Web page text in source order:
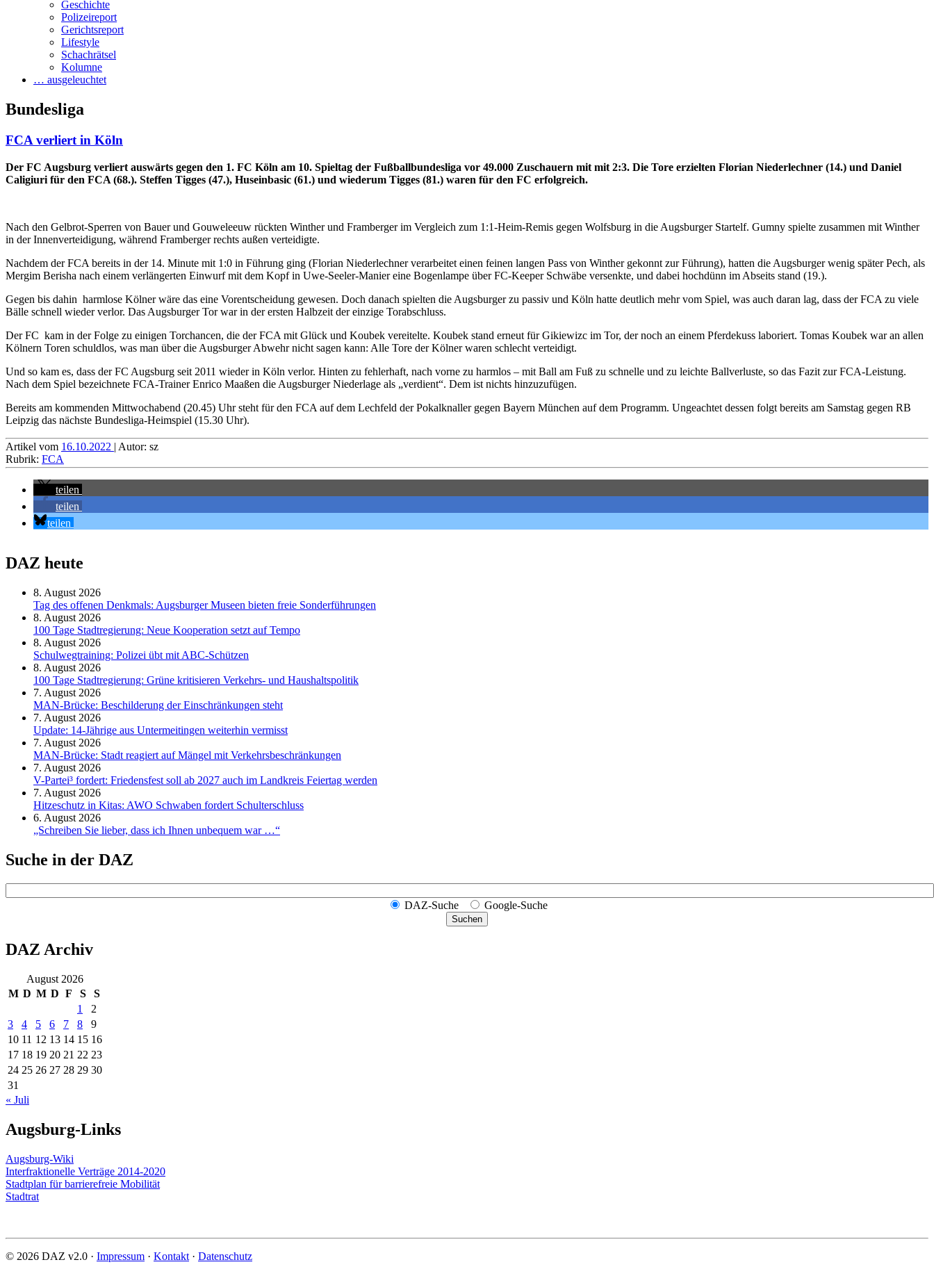
Geschichte
Polizeireport
Gerichtsreport
Lifestyle
Schachrätsel
Kolumne
… ausgeleuchtet
Bundesliga
FCA verliert in Köln
Der FC Augsburg verliert auswärts gegen den 1. FC Köln am 10. Spieltag der Fußballbundesliga vor 49.000 Zuschauern mit mit 2:3. Die Tore erzielten Florian Niederlechner (14.) und Daniel
Caligiuri für den FCA (68.). Steffen Tigges (47.), Huseinbasic (61.) und wiederum Tigges (81.) waren für den FC erfolgreich.
Nach den Gelbrot-Sperren von Bauer und Gouweleeuw rückten Winther und Framberger im Vergleich zum 1:1-Heim-Remis gegen Wolfsburg in die Augsburger Startelf. Gumny spielte zusammen mit Winther
in der Innenverteidigung, während Framberger rechts außen verteidigte.
Nachdem der FCA bereits in der 14. Minute mit 1:0 in Führung ging (Florian Niederlechner verarbeitet einen feinen langen Pass von Winther gekonnt zur Führung), hatten die Augsburger wenig später Pech, als
Mergim Berisha nach einem verlängerten Einwurf mit dem Kopf in Uwe-Seeler-Manier eine Bogenlampe über FC-Keeper Schwäbe versenkte, und dabei hochdünn im Abseits stand (19.).
Gegen bis dahin harmlose Kölner wäre das eine Vorentscheidung gewesen. Doch danach spielten die Augsburger zu passiv und Köln hatte deutlich mehr vom Spiel, was auch daran lag, dass der FCA zu viele
Bälle schnell wieder verlor. Das Augsburger Tor war in der ersten Halbzeit der einzige Torabschluss.
Der FC kam in der Folge zu einigen Torchancen, die der FCA mit Glück und Koubek vereitelte. Koubek stand erneut für Gikiewizc im Tor, der noch an einem Pferdekuss laboriert. Tomas Koubek war an allen
Kölnern Toren schuldlos, was man über die Augsburger Abwehr nicht sagen kann: Alle Tore der Kölner waren schlecht verteidigt.
Und so kam es, dass der FC Augsburg seit 2011 wieder in Köln verlor. Hinten zu fehlerhaft, nach vorne zu harmlos – mit Ball am Fuß zu schnelle und zu leichte Ballverluste, so das Fazit zur FCA-Leistung.
Nach dem Spiel bezeichnete FCA-Trainer Enrico Maaßen die Augsburger Niederlage als „verdient“. Dem ist nichts hinzuzufügen.
Bereits am kommenden Mittwochabend (20.45) Uhr steht für den FCA auf dem Lechfeld der Pokalknaller gegen Bayern München auf dem Programm. Ungeachtet dessen folgt bereits am Samstag gegen RB
Leipzig das nächste Bundesliga-Heimspiel (15.30 Uhr).
Artikel vom 16.10.2022 | Autor: sz
Rubrik: FCA
teilen
teilen
teilen
DAZ heute
8. August 2026
Tag des offenen Denkmals: Augsburger Museen bieten freie Sonderführungen
8. August 2026
100 Tage Stadtregierung: Neue Kooperation setzt auf Tempo
8. August 2026
Schul­weg­trai­ning: Poli­zei übt mit ABC-Schüt­zen
8. August 2026
100 Tage Stadtregierung: Grüne kritisieren Verkehrs- und Haushaltspolitik
7. August 2026
MAN-Brücke: Beschilderung der Einschränkungen steht
7. August 2026
Update: 14-Jährige aus Untermeitingen weiterhin vermisst
7. August 2026
MAN-Brücke: Stadt reagiert auf Mängel mit Verkehrsbeschränkungen
7. August 2026
V-Partei­³ fordert: Friedens­fest soll ab 2027 auch im Land­kreis Feier­tag werden
7. August 2026
Hitzeschutz in Kitas: AWO Schwaben fordert Schulterschluss
6. August 2026
„Schreiben Sie lieber, dass ich Ihnen unbequem war …“
Suche in der DAZ
DAZ-Suche Google-Suche
Suchen
DAZ Archiv
August 2026
M D M D F S
S
1
2
3
4 5 6 7 8
9
10 11 12 13 14 15 16
17 18 19 20 21 22 23
24 25 26 27 28 29 30
31
« Juli
Augsburg-Links
Augsburg-Wiki
Interfraktionelle Verträge 2014-2020
Stadtplan für barrierefreie Mobilität
Stadtrat
© 2026 DAZ v2.0 · Impressum · Kontakt · Datenschutz